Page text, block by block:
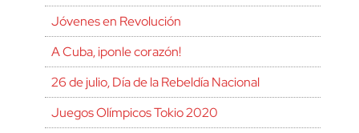
Jóvenes en Revolución
A Cuba, ¡ponle corazón!
26 de julio, Día de la Rebeldía Nacional
Juegos Olímpicos Tokio 2020